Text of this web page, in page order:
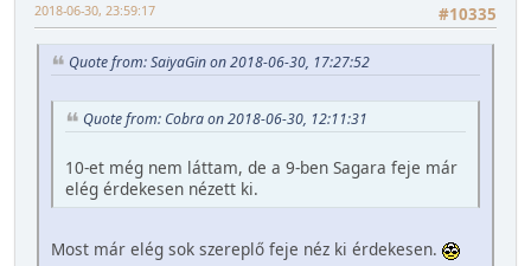
#10335
2018-06-30, 23:59:17
Quote from: SaiyaGin on 2018-06-30, 17:27:52
Quote from: Cobra on 2018-06-30, 12:11:31
10-et még nem láttam, de a 9-ben Sagara feje már
elég érdekesen nézett ki.
Most már elég sok szereplő feje néz ki érdekesen.